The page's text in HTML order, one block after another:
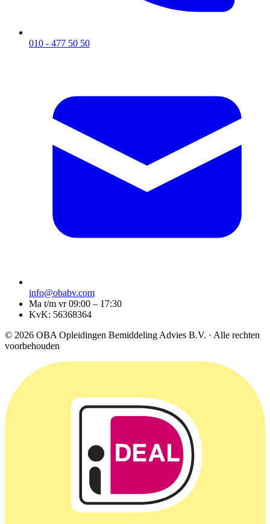
010 - 477 50 50
info@obabv.com
Ma t/m vr 09:00 – 17:30
KvK: 56368364
© 2026 OBA Opleidingen Bemiddeling Advies B.V. · Alle rechten
voorbehouden